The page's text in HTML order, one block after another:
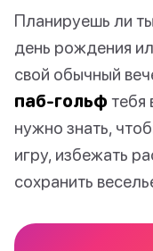
Планируешь ли
день рождения
свой обычный
паб-гольфтебя
нужно знать,
игру, избежать
сохранить